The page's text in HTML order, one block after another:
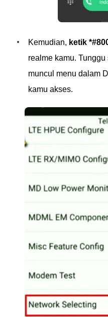
Kemudian, ketik
realme kamu.
muncul menu dalam
kamu akses.